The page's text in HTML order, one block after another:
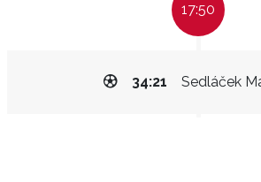
17:50
Sedláček
34:21